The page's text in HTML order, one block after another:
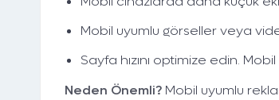
Mobil uyumlu görseller veya
Sayfa hızını optimize edin.
Neden Önemli? Mobil uyumlu